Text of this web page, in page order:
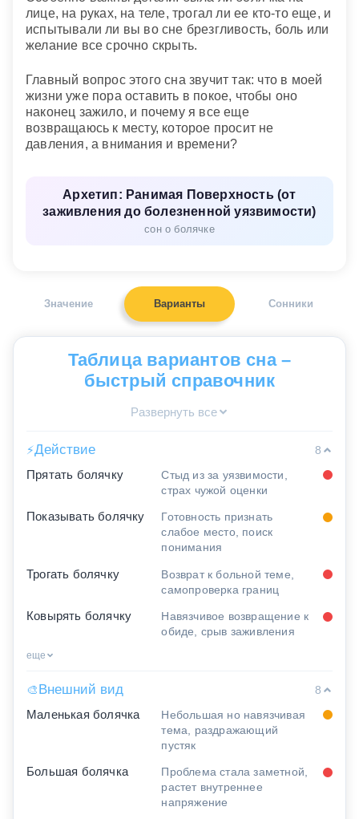
лице, на руках, на теле, трогал ли ее кто-то еще, и
испытывали ли вы во сне брезгливость, боль или
желание все срочно скрыть.
Главный вопрос этого сна звучит так: что в моей
жизни уже пора оставить в покое, чтобы оно
наконец зажило, и почему я все еще
возвращаюсь к месту, которое просит не
давления, а внимания и времени?
Архетип: Ранимая Поверхность (от
заживления до болезненной уязвимости)
сон о болячке
Значение Варианты Сонники
Таблица вариантов сна –
быстрый справочник
Развернуть все
⚡Действие
8
Прятать болячку
Стыд из за уязвимости,
страх чужой оценки
Показывать болячку
Готовность признать
слабое место, поиск
понимания
Трогать болячку
Возврат к больной теме,
самопроверка границ
Ковырять болячку
Навязчивое возвращение к
обиде, срыв заживления
еще
🎨Внешний вид
8
Маленькая болячка
Небольшая но навязчивая
тема, раздражающий
пустяк
Большая болячка
Проблема стала заметной,
растет внутреннее
напряжение